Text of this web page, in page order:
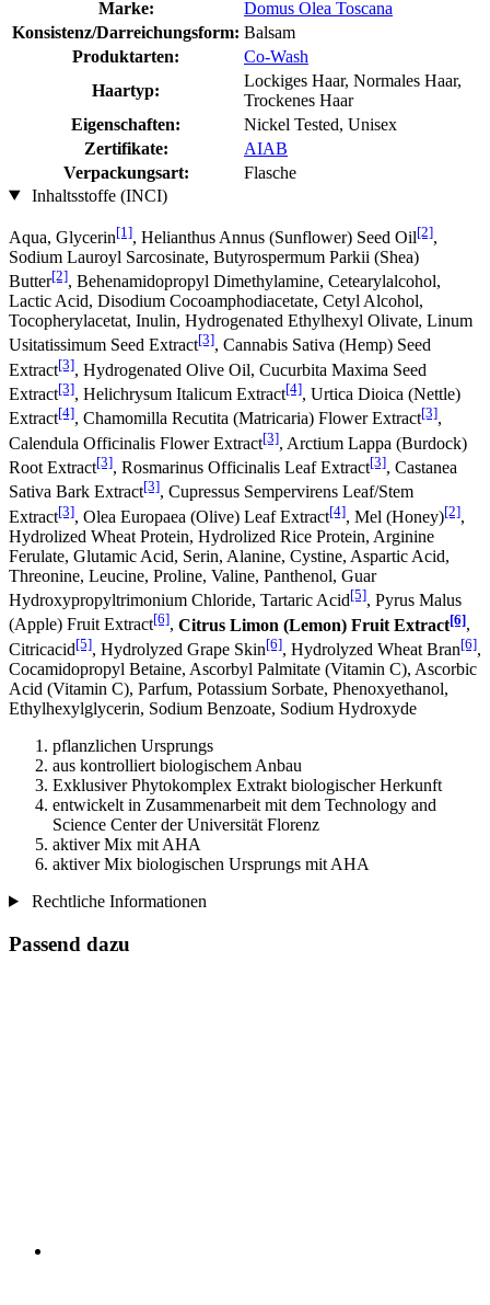
Marke:
Domus Olea Toscana
Konsistenz/Darreichungsform: Balsam
Produktarten:
Co-Wash
Haartyp:
Lockiges Haar, Normales Haar,
Trockenes Haar
Eigenschaften:
Nickel Tested, Unisex
Zertifikate:
AIAB
Verpackungsart:
Flasche
Inhaltsstoffe (INCI)
Aqua, Glycerin[1], Helianthus Annus (Sunflower) Seed Oil[2],
Sodium Lauroyl Sarcosinate, Butyrospermum Parkii (Shea)
Butter[2], Behenamidopropyl Dimethylamine, Cetearylalcohol,
Lactic Acid, Disodium Cocoamphodiacetate, Cetyl Alcohol,
Tocopherylacetat, Inulin, Hydrogenated Ethylhexyl Olivate, Linum
Usitatissimum Seed Extract[3], Cannabis Sativa (Hemp) Seed
Extract[3], Hydrogenated Olive Oil, Cucurbita Maxima Seed
Extract[3], Helichrysum Italicum Extract[4], Urtica Dioica (Nettle)
Extract[4], Chamomilla Recutita (Matricaria) Flower Extract[3],
Calendula Officinalis Flower Extract[3], Arctium Lappa (Burdock)
Root Extract[3], Rosmarinus Officinalis Leaf Extract[3], Castanea
Sativa Bark Extract[3], Cupressus Sempervirens Leaf/Stem
Extract[3], Olea Europaea (Olive) Leaf Extract[4], Mel (Honey)[2],
Hydrolized Wheat Protein, Hydrolized Rice Protein, Arginine
Ferulate, Glutamic Acid, Serin, Alanine, Cystine, Aspartic Acid,
Threonine, Leucine, Proline, Valine, Panthenol, Guar
Hydroxypropyltrimonium Chloride, Tartaric Acid[5], Pyrus Malus
(Apple) Fruit Extract[6], Citrus Limon (Lemon) Fruit Extract[6],
Citricacid[5], Hydrolyzed Grape Skin[6], Hydrolyzed Wheat Bran[6],
Cocamidopropyl Betaine, Ascorbyl Palmitate (Vitamin C), Ascorbic
Acid (Vitamin C), Parfum, Potassium Sorbate, Phenoxyethanol,
Ethylhexylglycerin, Sodium Benzoate, Sodium Hydroxyde
pflanzlichen Ursprungs
aus kontrolliert biologischem Anbau
Exklusiver Phytokomplex Extrakt biologischer Herkunft
entwickelt in Zusammenarbeit mit dem Technology and
Science Center der Universität Florenz
aktiver Mix mit AHA
aktiver Mix biologischen Ursprungs mit AHA
Rechtliche Informationen
Passend dazu